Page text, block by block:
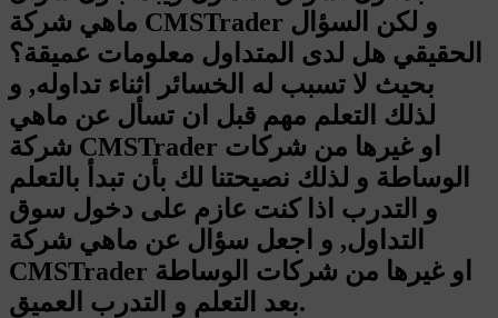
ماهي شركة CMSTrader و لكن السؤال
الحقيقي هل لدى المتداول معلومات عميقة؟
بحيث لا تسبب له الخسائر اثناء تداوله, و
لذلك التعلم مهم قبل ان تسأل عن ماهي
شركة CMSTrader او غيرها من شركات
الوساطة و لذلك نصيحتنا لك بأن تبدأ بالتعلم
و التدرب اذا كنت عازم على دخول سوق
التداول, و اجعل سؤال عن ماهي شركة
CMSTrader او غيرها من شركات الوساطة
بعد التعلم و التدرب العميق.